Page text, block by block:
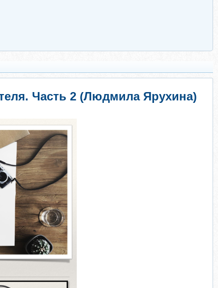
Часть 2 (Людмила Ярухина)